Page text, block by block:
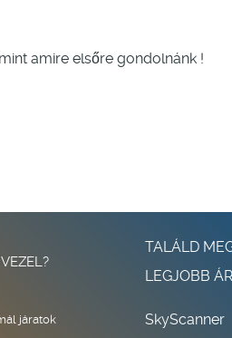
amire elsőre gondolnánk !
TALÁLD
LEGJOBB
járatok SkyScanner